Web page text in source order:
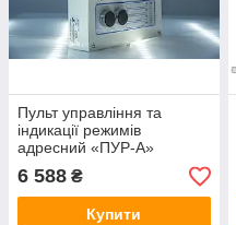
Пульт управління та
індикації режимів
адресний «ПУР-А»
6 588 ₴
Купити